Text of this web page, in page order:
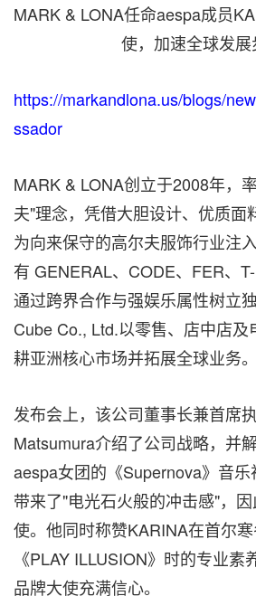
MARK & LONA任命aespa成员
使，加速全球发
https://markandlona.us/blogs/
ssador
MARK & LONA创立于2008年，
夫"理念，凭借大胆设计、优质面
为向来保守的高尔夫服饰行业注
有 GENERAL、CODE、FER、T-
通过跨界合作与强娱乐属性树立
Cube Co., Ltd.以零售、店中店及
耕亚洲核心市场并拓展全球业务。
发布会上，该公司董事长兼首席
Matsumura介绍了公司战略，并
aespa女团的《Supernova》音
带来了"电光石火般的冲击感"，
使。他同时称赞KARINA在首尔
《PLAY ILLUSION》时的专业
品牌大使充满信心。